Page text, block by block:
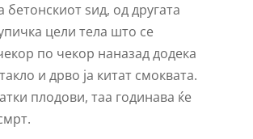
бетонскиот ѕид, од другата
цели тела што се
по чекор наназад додека
и дрво ја китат смоквата.
плодови, таа годинава ќе